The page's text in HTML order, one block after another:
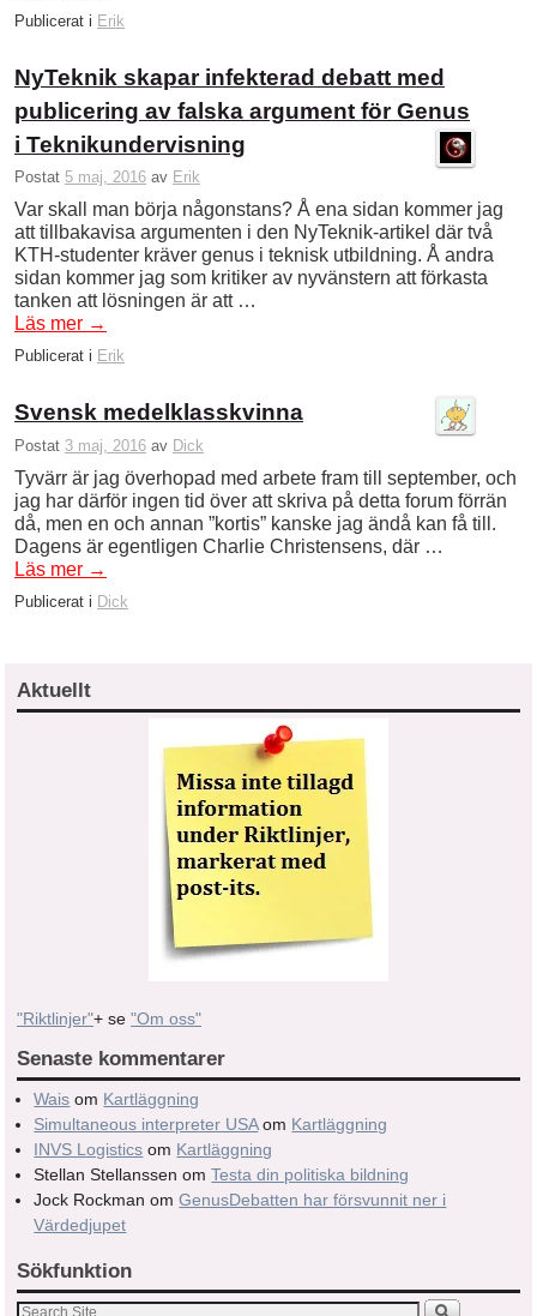
Publicerat i Erik
NyTeknik skapar infekterad debatt med
publicering av falska argument för Genus
i Teknikundervisning
Postat 5 maj, 2016 av Erik
Var skall man börja någonstans? Å ena sidan kommer jag
att tillbakavisa argumenten i den NyTeknik-artikel där två
KTH-studenter kräver genus i teknisk utbildning. Å andra
sidan kommer jag som kritiker av nyvänstern att förkasta
tanken att lösningen är att …
Läs mer →
Publicerat i Erik
Svensk medelklasskvinna
Postat 3 maj, 2016 av Dick
Tyvärr är jag överhopad med arbete fram till september, och
jag har därför ingen tid över att skriva på detta forum förrän
då, men en och annan ”kortis” kanske jag ändå kan få till.
Dagens är egentligen Charlie Christensens, där …
Läs mer →
Publicerat i Dick
Aktuellt
"Riktlinjer"+ se "Om oss"
Senaste kommentarer
Wais om Kartläggning
Simultaneous interpreter USAom Kartläggning
INVS Logistics om Kartläggning
Stellan Stellanssen omTesta din politiska bildning
Jock Rockman omGenusDebatten har försvunnit ner i
Värdedjupet
Sökfunktion